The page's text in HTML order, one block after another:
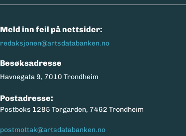
Meld inn feil på nettsider:
redaksjonen@artsdatabanken.no
Besøksadresse
Havnegata 9, 7010 Trondheim
Postadresse:
Postboks 1285 Torgarden, 7462 Trondheim
postmottak@artsdatabanken.no